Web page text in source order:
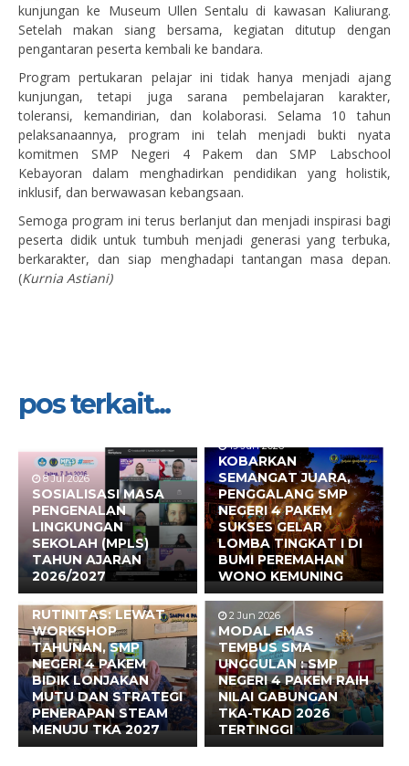
kunjungan ke Museum Ullen Sentalu di kawasan Kaliurang.
Setelah makan siang bersama, kegiatan ditutup dengan
pengantaran peserta kembali ke bandara.
Program pertukaran pelajar ini tidak hanya menjadi ajang
kunjungan, tetapi juga sarana pembelajaran karakter,
toleransi, kemandirian, dan kolaborasi. Selama 10 tahun
pelaksanaannya, program ini telah menjadi bukti nyata
komitmen SMP Negeri 4 Pakem dan SMP Labschool
Kebayoran dalam menghadirkan pendidikan yang holistik,
inklusif, dan berwawasan kebangsaan.
Semoga program ini terus berlanjut dan menjadi inspirasi bagi
peserta didik untuk tumbuh menjadi generasi yang terbuka,
berkarakter, dan siap menghadapi tantangan masa depan.
(Kurnia Astiani)
pos terkait...
8 Jul 2026
SOSIALISASI MASA
PENGENALAN
LINGKUNGAN
SEKOLAH (MPLS)
TAHUN AJARAN
2026/2027
19 Jun 2026
KOBARKAN
SEMANGAT JUARA,
PENGGALANG SMP
NEGERI 4 PAKEM
SUKSES GELAR
LOMBA TINGKAT I DI
BUMI PEREMAHAN
WONO KEMUNING
17 Jun 2026
BUKAN SEKADAR
RUTINITAS: LEWAT
WORKSHOP
TAHUNAN, SMP
NEGERI 4 PAKEM
BIDIK LONJAKAN
MUTU DAN STRATEGI
PENERAPAN STEAM
MENUJU TKA 2027
2 Jun 2026
MODAL EMAS
TEMBUS SMA
UNGGULAN : SMP
NEGERI 4 PAKEM RAIH
NILAI GABUNGAN
TKA-TKAD 2026
TERTINGGI